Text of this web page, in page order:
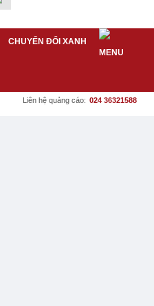
CHUYỂN ĐỔI XANH
Liên hệ quảng cáo: 024 36321588